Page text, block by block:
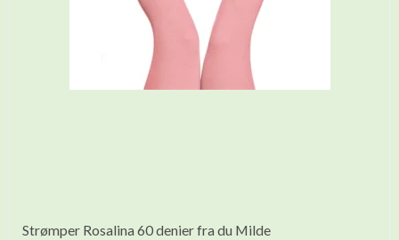
Strømper Rosalina 60 denier fra du Milde